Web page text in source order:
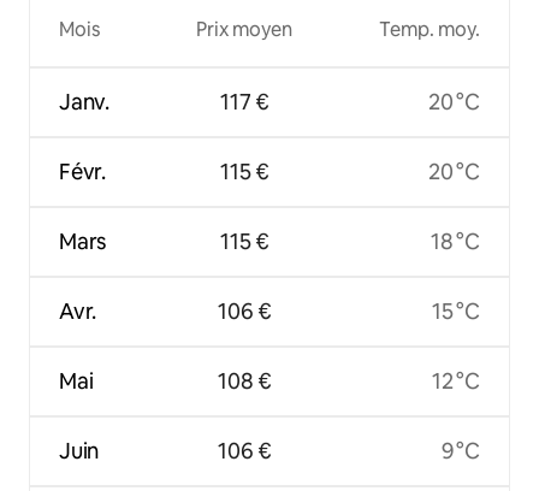
Mois
Janv.
Févr.
Mars
Avr.
Mai
Juin
Prix moyen
117 €
115 €
115 €
106 €
108 €
106 €
Temp. moy.
20 °C
20 °C
18 °C
15 °C
12 °C
9 °C